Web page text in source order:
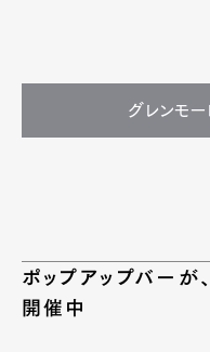
グレンモー
ポップアップバー
開催中